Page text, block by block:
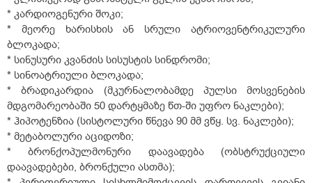
* კარდიოგენური შოკი;
* მეორე ხარისხის ან სრული ატრიოვენტრიკულური
ბლოკადა;
* სინუსური კვანძის სისუსტის სინდრომი;
* სინოატრიული ბლოკადა;
* ბრადიკარდია (მკურნალობამდე პულსი მოსვენების
მდგომარეობაში 50 დარტყმაზე წთ-ში უფრო ნაკლები);
* ჰიპოტენზია (სისტოლური წნევა 90 მმ ვწყ. სვ. ნაკლები);
* მეტაბოლური აციდოზი;
* ბრონქოპულმონური დაავადება (ობსტრუქციული
დაავადებები, ბრონქული ასთმა);